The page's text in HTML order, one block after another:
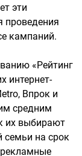
эти
проведения
кампаний.
«Рейтинг
интернет-
Впрок и
средним
их выбирают
семьи на срок